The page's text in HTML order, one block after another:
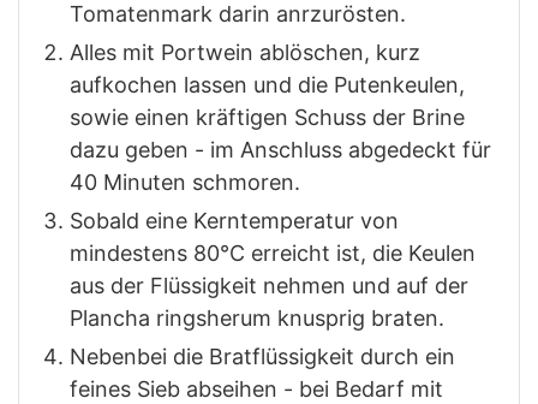
Tomatenmark darin anrzurösten.
Alles mit Portwein ablöschen, kurz
aufkochen lassen und die Putenkeulen,
sowie einen kräftigen Schuss der Brine
dazu geben - im Anschluss abgedeckt für
40 Minuten schmoren.
Sobald eine Kerntemperatur von
mindestens 80°C erreicht ist, die Keulen
aus der Flüssigkeit nehmen und auf der
Plancha ringsherum knusprig braten.
Nebenbei die Bratflüssigkeit durch ein
feines Sieb abseihen - bei Bedarf mit